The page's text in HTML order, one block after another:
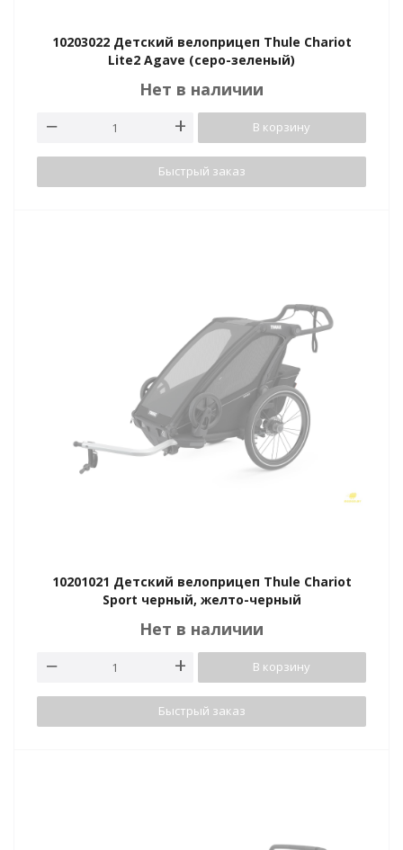
10203022 Детский велоприцеп Thule Chariot
Lite2 Agave (серо-зеленый)
Нет в наличии
В корзину
Быстрый заказ
10201021 Детский велоприцеп Thule Chariot
Sport черный, желто-черный
Нет в наличии
В корзину
Быстрый заказ